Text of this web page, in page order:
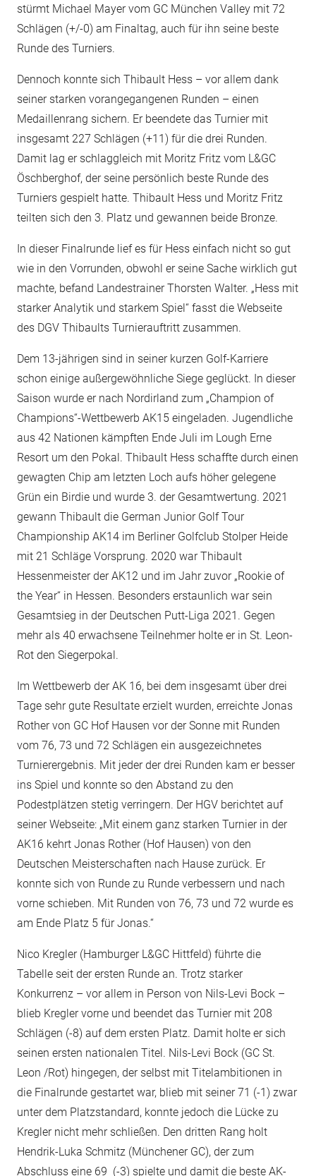
stürmt Michael Mayer vom GC München Valley mit 72
Schlägen (+/-0) am Finaltag, auch für ihn seine beste
Runde des Turniers.
Dennoch konnte sich Thibault Hess – vor allem dank
seiner starken vorangegangenen Runden – einen
Medaillenrang sichern. Er beendete das Turnier mit
insgesamt 227 Schlägen (+11) für die drei Runden.
Damit lag er schlaggleich mit Moritz Fritz vom L&GC
Öschberghof, der seine persönlich beste Runde des
Turniers gespielt hatte. Thibault Hess und Moritz Fritz
teilten sich den 3. Platz und gewannen beide Bronze.
In dieser Finalrunde lief es für Hess einfach nicht so gut
wie in den Vorrunden, obwohl er seine Sache wirklich gut
machte, befand Landestrainer Thorsten Walter. „Hess mit
starker Analytik und starkem Spiel“ fasst die Webseite
des DGV Thibaults Turnierauftritt zusammen.
Dem 13-jährigen sind in seiner kurzen Golf-Karriere
schon einige außergewöhnliche Siege geglückt. In dieser
Saison wurde er nach Nordirland zum „Champion of
Champions“-Wettbewerb AK15 eingeladen. Jugendliche
aus 42 Nationen kämpften Ende Juli im Lough Erne
Resort um den Pokal. Thibault Hess schaffte durch einen
gewagten Chip am letzten Loch aufs höher gelegene
Grün ein Birdie und wurde 3. der Gesamtwertung. 2021
gewann Thibault die German Junior Golf Tour
Championship AK14 im Berliner Golfclub Stolper Heide
mit 21 Schläge Vorsprung. 2020 war Thibault
Hessenmeister der AK12 und im Jahr zuvor „Rookie of
the Year“ in Hessen. Besonders erstaunlich war sein
Gesamtsieg in der Deutschen Putt-Liga 2021. Gegen
mehr als 40 erwachsene Teilnehmer holte er in St. Leon-
Rot den Siegerpokal.
Im Wettbewerb der AK 16, bei dem insgesamt über drei
Tage sehr gute Resultate erzielt wurden, erreichte Jonas
Rother von GC Hof Hausen vor der Sonne mit Runden
vom 76, 73 und 72 Schlägen ein ausgezeichnetes
Turnierergebnis. Mit jeder der drei Runden kam er besser
ins Spiel und konnte so den Abstand zu den
Podestplätzen stetig verringern. Der HGV berichtet auf
seiner Webseite: „Mit einem ganz starken Turnier in der
AK16 kehrt Jonas Rother (Hof Hausen) von den
Deutschen Meisterschaften nach Hause zurück. Er
konnte sich von Runde zu Runde verbessern und nach
vorne schieben. Mit Runden von 76, 73 und 72 wurde es
am Ende Platz 5 für Jonas.“
Nico Kregler (Hamburger L&GC Hittfeld) führte die
Tabelle seit der ersten Runde an. Trotz starker
Konkurrenz – vor allem in Person von Nils-Levi Bock –
blieb Kregler vorne und beendet das Turnier mit 208
Schlägen (-8) auf dem ersten Platz. Damit holte er sich
seinen ersten nationalen Titel. Nils-Levi Bock (GC St.
Leon /Rot) hingegen, der selbst mit Titelambitionen in
die Finalrunde gestartet war, blieb mit seiner 71 (-1) zwar
unter dem Platzstandard, konnte jedoch die Lücke zu
Kregler nicht mehr schließen. Den dritten Rang holt
Hendrik-Luka Schmitz (Münchener GC), der zum
Abschluss eine 69 (-3) spielte und damit die beste AK-